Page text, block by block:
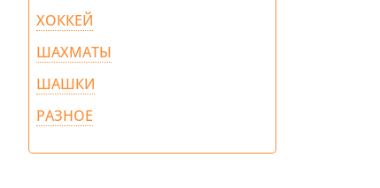
ХОККЕЙ
ШАХМАТЫ
ШАШКИ
РАЗНОЕ